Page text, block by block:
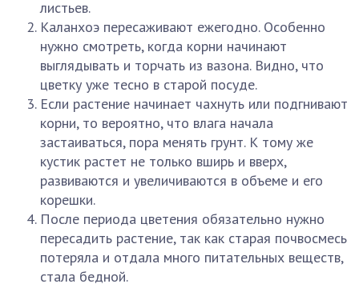
листьев.
Каланхоэ пересаживают ежегодно. Особенно
нужно смотреть, когда корни начинают
выглядывать и торчать из вазона. Видно, что
цветку уже тесно в старой посуде.
Если растение начинает чахнуть или подгнивают
корни, то вероятно, что влага начала
застаиваться, пора менять грунт. К тому же
кустик растет не только вширь и вверх,
развиваются и увеличиваются в объеме и его
корешки.
После периода цветения обязательно нужно
пересадить растение, так как старая почвосмесь
потеряла и отдала много питательных веществ,
стала бедной.